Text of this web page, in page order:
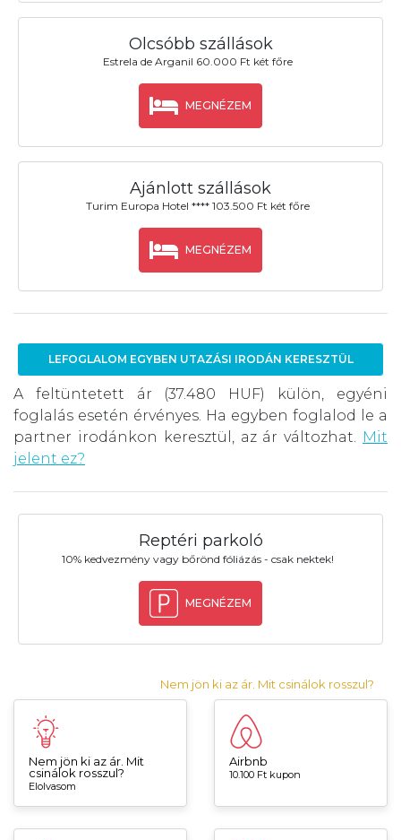
Olcsóbb szállások
Estrela de Arganil 60.000 Ft két főre
MEGNÉZEM
Ajánlott szállások
Turim Europa Hotel **** 103.500 Ft két főre
MEGNÉZEM
LEFOGLALOM EGYBEN UTAZÁSI IRODÁN KERESZTÜL
A feltüntetett ár (37.480 HUF) külön, egyéni
foglalás esetén érvényes. Ha egyben foglalod le a
partner irodánkon keresztül, az ár változhat. Mit
jelent ez?
Reptéri parkoló
10% kedvezmény vagy bőrönd fóliázás - csak nektek!
MEGNÉZEM
Nem jön ki az ár. Mit csinálok rosszul?
Nem jön ki az ár. Mit
csinálok rosszul?
Elolvasom
Airbnb
10.100 Ft kupon